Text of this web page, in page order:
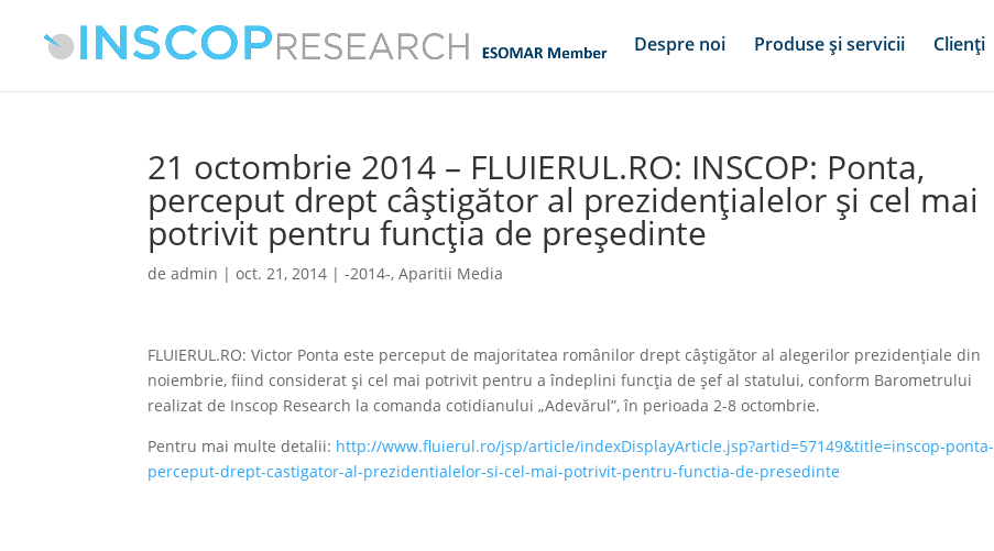
Despre noi Produse și servicii Clienți
21 octombrie 2014 – FLUIERUL.RO: INSCOP: Ponta,
perceput drept câștigător al prezidențialelor și cel mai
potrivit pentru funcția de președinte
deadmin |oct. 21, 2014 |-2014-,Aparitii Media
FLUIERUL.RO: Victor Ponta este perceput de majoritatea românilor drept câștigător al alegerilor prezidențiale din
noiembrie, fiind considerat și cel mai potrivit pentru a îndeplini funcția de șef al statului, conform Barometrului
realizat de Inscop Research la comanda cotidianului „Adevărul”, în perioada 2-8 octombrie.
Pentru mai multe detalii: http://www.fluierul.ro/jsp/article/indexDisplayArticle.jsp?artid=57149&title=inscop-ponta-
perceput-drept-castigator-al-prezidentialelor-si-cel-mai-potrivit-pentru-functia-de-presedinte